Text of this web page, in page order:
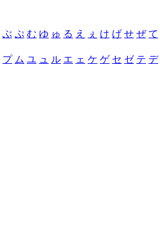
ぶ ぷ む ゆ ゅ る え ぇ け げ せ ぜ て
プ ム ユ ュ ル エ ェ ケ ゲ セ ゼ テ デ